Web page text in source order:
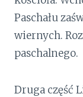
Paschału
wiernych.
paschalnego.
Druga część